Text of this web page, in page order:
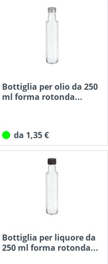
Bottiglia per olio da 250
ml forma rotonda...
da 1,35 €
Bottiglia per liquore da
250 ml forma rotonda...